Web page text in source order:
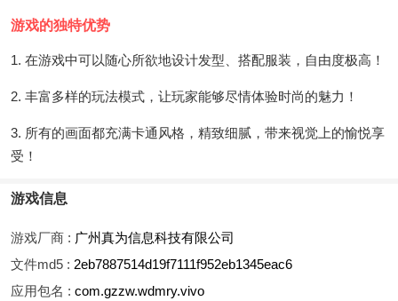
游戏的独特优势
1. 在游戏中可以随心所欲地设计发型、搭配服装，自由度极高！
2. 丰富多样的玩法模式，让玩家能够尽情体验时尚的魅力！
3. 所有的画面都充满卡通风格，精致细腻，带来视觉上的愉悦享
受！
游戏信息
游戏厂商 : 广州真为信息科技有限公司
文件md5 : 2eb7887514d19f7111f952eb1345eac6
应用包名 : com.gzzw.wdmry.vivo